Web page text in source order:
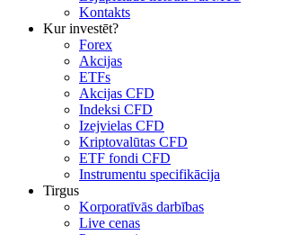
Kontakts
Kur investēt?
Forex
Akcijas
ETFs
Akcijas CFD
Indeksi CFD
Izejvielas CFD
Kriptovalūtas CFD
ETF fondi CFD
Instrumentu specifikācija
Tirgus
Korporatīvās darbības
Live cenas